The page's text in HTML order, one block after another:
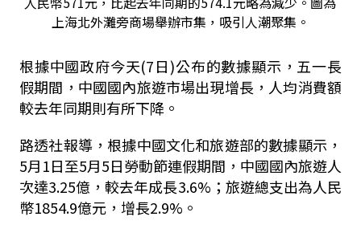
上海北外灘旁商場舉辦市集，吸引人潮聚集。
根據中國政府今天(7日)公布的數據顯示，五一長
假期間，中國國內旅遊市場出現增長，人均消費額
較去年同期則有所下降。
路透社報導，根據中國文化和旅遊部的數據顯示，
5月1日至5月5日勞動節連假期間，中國國內旅遊人
次達3.25億，較去年成長3.6%；旅遊總支出為人民
幣1854.9億元，增長2.9%。